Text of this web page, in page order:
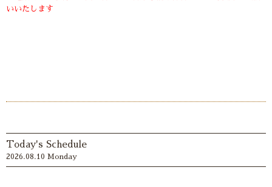
いいたします
Today's Schedule
2026.08.10 Monday